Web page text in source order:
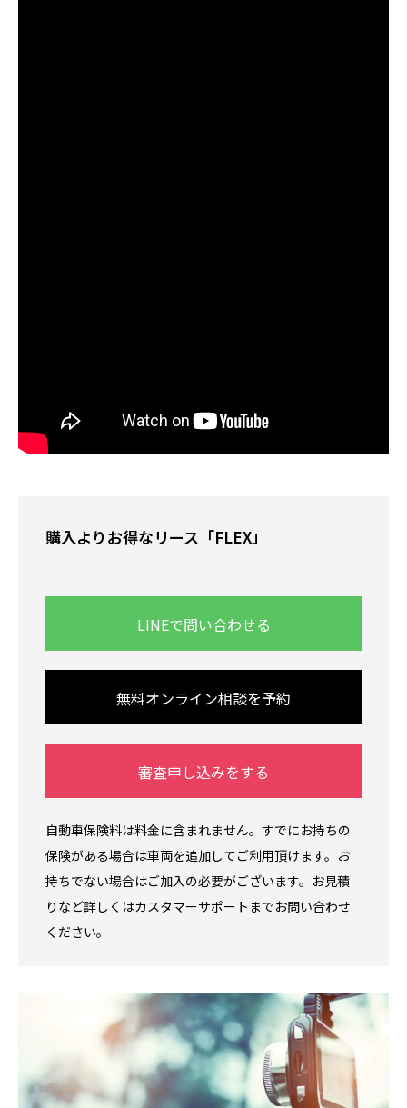
購入よりお得なリース「FLEX」
LINEで問い合わせる
無料オンライン相談を予約
審査申し込みをする
自動車保険料は料金に含まれません。すでにお持ちの
保険がある場合は車両を追加してご利用頂けます。お
持ちでない場合はご加入の必要がございます。お見積
りなど詳しくはカスタマーサポートまでお問い合わせ
ください。